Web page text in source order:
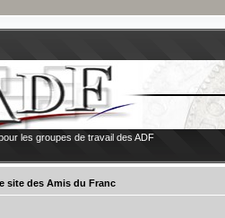
les groupes de travail des ADF
site des Amis du Franc